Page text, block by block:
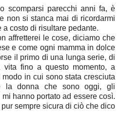
scomparsi parecchi anni fa, è
non si stanca mai di ricordarmi
costo di risultare pedante.
affretterei le cose, diciamo che
e come ogni mamma in dolce
il primo di una lunga serie, di
fino a questo momento, a
in cui sono stata cresciuta
la donna che sono oggi, gli
hanno portato ad essere così.
sempre sicura di ciò che dico